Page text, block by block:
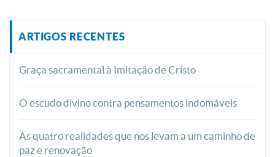
ARTIGOS RECENTES
Graça sacramental à Imitação de Cristo
O escudo divino contra pensamentos indomáveis
As quatro realidades que nos levam a um caminho de
paz e renovação